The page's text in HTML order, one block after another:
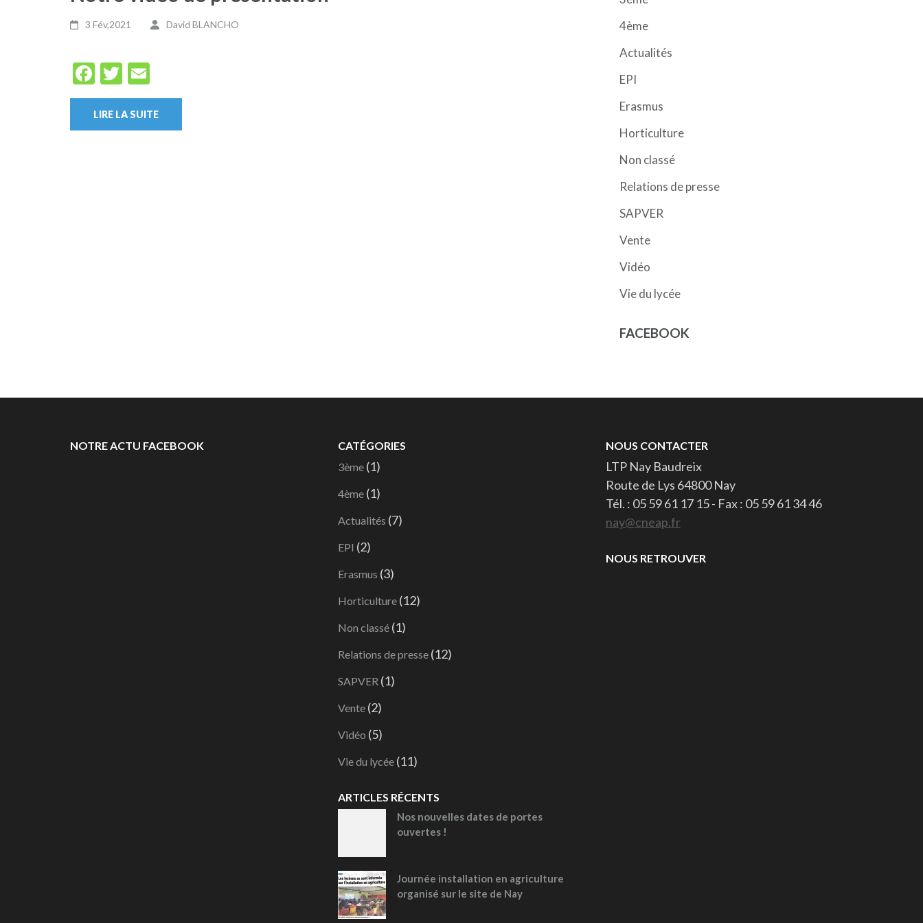
3 Fév,2021 David BLANCHO
Facebook
Twitter
LIRE LA SUITE
4ème
Actualités
EPI
Erasmus
Horticulture
Non classé
Relations de presse
SAPVER
Vente
Vidéo
Vie du lycée
FACEBOOK
NOTRE ACTU FACEBOOK
CATÉGORIES
3ème(1)
4ème(1)
Actualités (7)
EPI (2)
Erasmus (3)
Horticulture(12)
Non classé(1)
Relations de presse(12)
SAPVER (1)
Vente(2)
Vidéo (5)
Vie du lycée(11)
ARTICLES RÉCENTS
Nos nouvelles dates de portes
ouvertes !
Journée installation en agriculture
organisé sur le site de Nay
NOUS CONTACTER
LTP Nay Baudreix
Route de Lys 64800 Nay
Tél. : 05 59 61 17 15 - Fax : 05 59 61 34 46
nay@cneap.fr
NOUS RETROUVER